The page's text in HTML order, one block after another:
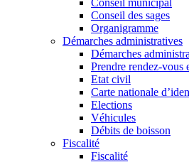
Conseil municipal
Conseil des sages
Organigramme
Démarches administratives
Démarches
Prendre rendez-vous
Etat civil
Carte nationale
Elections
Véhicules
Débits de boisson
Fiscalité
Fiscalité